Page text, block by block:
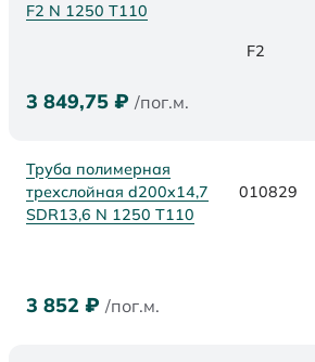
F2 N 1250 Т110
F2
3 849,75 ₽ /пог.м.
Труба полимерная
трехслойная d200x14,7
SDR13,6 N 1250 Т110
010829
3 852 ₽ /пог.м.